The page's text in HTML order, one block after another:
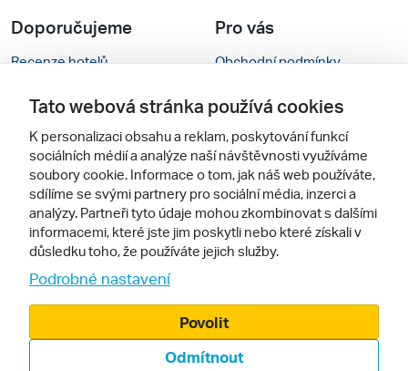
Doporučujeme
Recenze hotelů
Rady na cestu
Cestovní kanceláře
Zájazdy.sk
Pro vás
Obchodní podmínky
Kontakty
Nastavení cookies
Verze webu pro PC
Sledujte nás
© 2000 - 2026, Zájezdy.cz
Tato webová stránka používá cookies
K personalizaci obsahu a reklam, poskytování funkcí
sociálních médií a analýze naší návštěvnosti využíváme
soubory cookie. Informace o tom, jak náš web používáte,
sdílíme se svými partnery pro sociální média, inzerci a
analýzy. Partneři tyto údaje mohou zkombinovat s dalšími
informacemi, které jste jim poskytli nebo které získali v
důsledku toho, že používáte jejich služby.
Podrobné nastavení
Odmítnout
Povolit